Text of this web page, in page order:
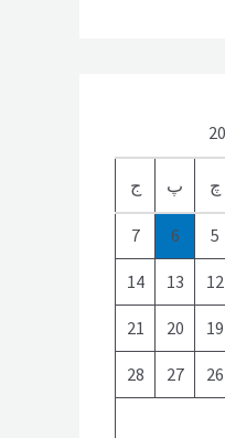
چ پ ج
5
6
7
12
13
14
19
20
21
26
27
28